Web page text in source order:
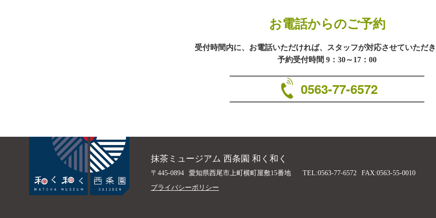
お電話からのご予約
受付時間内に、お電話いただければ、スタッフが対応させていただ
予約受付時間 9：30～17：00
0563-77-6572
抹茶ミュージアム 西条園 和く和く
〒445-0894 愛知県西尾市上町横町屋敷15番地 TEL:0563-77-6572
FAX:0563-55-0010
プライバシーポリシー